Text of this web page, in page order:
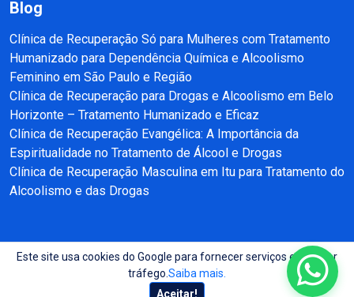
Blog
Clínica de Recuperação Só para Mulheres com Tratamento
Humanizado para Dependência Química e Alcoolismo
Feminino em São Paulo e Região
Clínica de Recuperação para Drogas e Alcoolismo em Belo
Horizonte – Tratamento Humanizado e Eficaz
Clínica de Recuperação Evangélica: A Importância da
Espiritualidade no Tratamento de Álcool e Drogas
Clínica de Recuperação Masculina em Itu para Tratamento do
Alcoolismo e das Drogas
Copyright © 2025 - 2026 Recuperação e Reabilitação SP Todos direitos
reservados.
Site produzido por:Almeida Sites
Este site usa cookies do Google para fornecer serviços e analisar
tráfego. Saiba mais.
Aceitar!